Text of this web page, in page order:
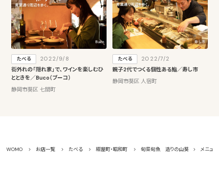
たべる
2022/9/8
街外れの「隠れ家」で、ワインを楽しむひ
とときを／Buco（ブーコ）
静岡市葵区 七間町
たべる
2022/7/2
親子2代でつくる個性ある鮨／寿し市
静岡市葵区 人宿町
WOMO お店一覧 たべる 紺屋町・昭和町 旬菜旬魚 造りの山葵 メニュ